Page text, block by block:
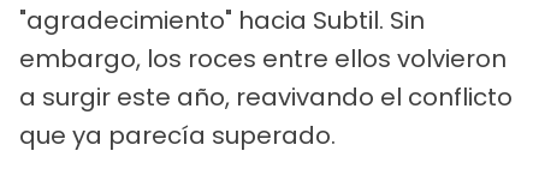
"agradecimiento" hacia Subtil. Sin
embargo, los roces entre ellos volvieron
a surgir este año, reavivando el conflicto
que ya parecía superado.